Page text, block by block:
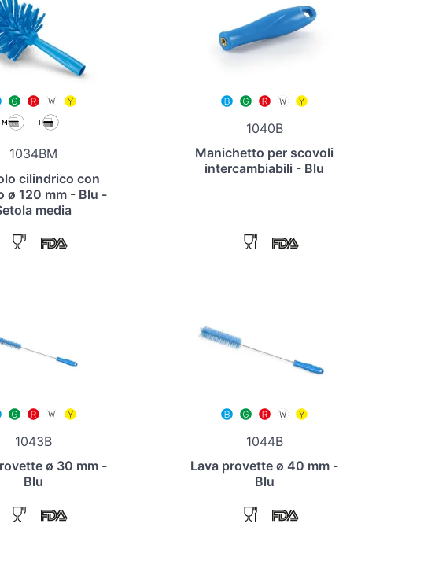
1034BM
cilindrico con
ø 120 mm - Blu -
media
1040B
Manichetto per scovoli
intercambiabili - Blu
1043B
ø 30 mm -
Blu
1044B
Lava provette ø 40 mm -
Blu